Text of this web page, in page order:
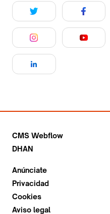
CMS Webflow
DHAN
Anúnciate
Privacidad
Cookies
Aviso legal